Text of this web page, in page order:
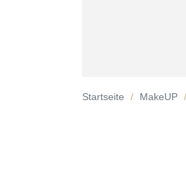
Startseite MakeUP